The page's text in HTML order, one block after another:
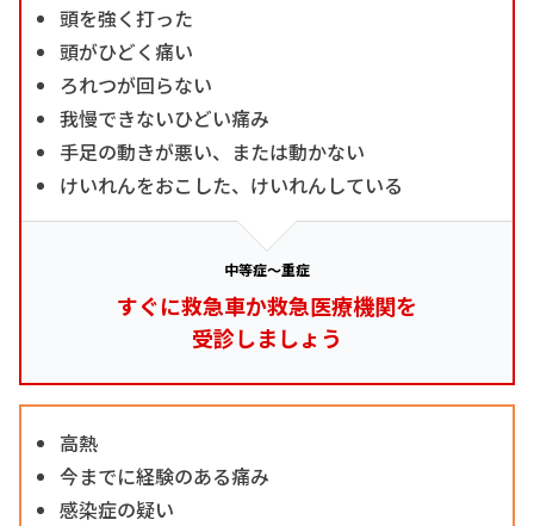
頭を強く打った
頭がひどく痛い
ろれつが回らない
我慢できないひどい痛み
手足の動きが悪い、または動かない
けいれんをおこした、けいれんしている
中等症～重症
すぐに救急車か救急医療機関を
受診しましょう
高熱
今までに経験のある痛み
感染症の疑い